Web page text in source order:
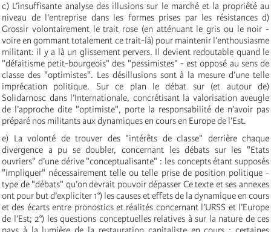
c) L’insuffisante analyse des illusions sur le marché et la propriété au
niveau de l’entreprise dans les formes prises par les résistances d)
Grossir volontairement le trait rose (en atténuant le gris ou le noir -
voire en gommant totalement ce trait-là) pour maintenir l’enthousiasme
militant: il y a là un glissement pervers. Il devient redoutable quand le
"défaitisme petit-bourgeois" des "pessimistes" - est opposé au sens de
classe des "optimistes". Les désillusions sont à la mesure d’une telle
imprécation politique. Sur ce plan le débat sur (et autour de)
Solidarnosc dans l’Internationale, concrétisant la valorisation aveugle
de l’approche dite "optimiste", porte la responsabilité de n’avoir pas
préparé nos militants aux dynamiques en cours en Europe de l’Est.
e) La volonté de trouver des "intérêts de classe" derrière chaque
divergence a pu se doubler, concernant les débats sur les "Etats
ouvriers" d’une dérive "conceptualisante" : les concepts étant supposés
"impliquer" nécessairement telle ou telle prise de position politique ­
type de "débats" qu’on devrait pouvoir dépasser Ce texte et ses annexes
ont pour but d’expliciter 1°) les causes et effets de la dynamique en cours
et des écarts entre pronostics et réalités concernant l’URSS et l’Europe
de l’Est; 2°) les questions conceptuelles relatives à sur la nature de ces